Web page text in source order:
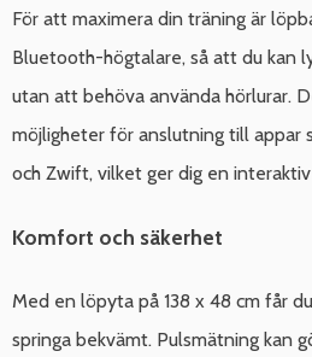
För att maximera din träning är
Bluetooth-högtalare, så att du kan
utan att behöva använda hörlurar.
möjligheter för anslutning till appar
och Zwift, vilket ger dig en
Komfort och säkerhet
Med en löpyta på 138 x 48 cm får
springa bekvämt. Pulsmätning kan